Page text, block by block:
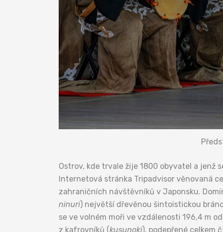
Ostrov, kde trvale žije 1800 obyvatel a jenž
Internetová stránka Tripadvisor věnovaná
zahraničních návštěvníků v Japonsku.
ninuri) největší dřevěnou šintoistickou
se ve volném moři ve vzdálenosti 196,4 m
z kafrovníků (kusunoki), podepřené celkem